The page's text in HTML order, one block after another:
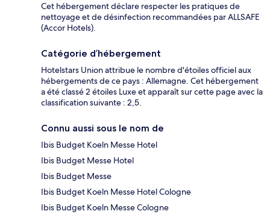
Cet hébergement déclare respecter les pratiques de
nettoyage et de désinfection recommandées par ALLSAFE
(Accor Hotels).
Catégorie d’hébergement
Hotelstars Union attribue le nombre d'étoiles officiel aux
hébergements de ce pays : Allemagne. Cet hébergement
a été classé 2 étoiles Luxe et apparaît sur cette page avec la
classification suivante : 2,5.
Connu aussi sous le nom de
Ibis Budget Koeln Messe Hotel
Ibis Budget Messe Hotel
Ibis Budget Messe
Ibis Budget Koeln Messe Hotel Cologne
Ibis Budget Koeln Messe Cologne